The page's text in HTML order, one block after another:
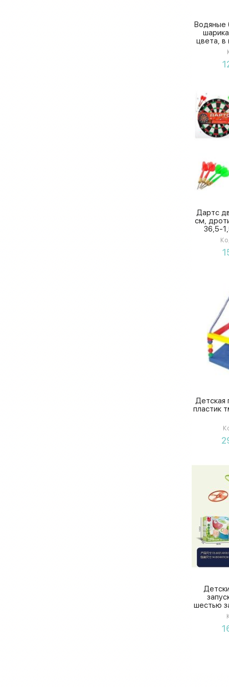
Водяные
цвета, в
Дартс
см,
36,5-
Детская
пластик
шестью